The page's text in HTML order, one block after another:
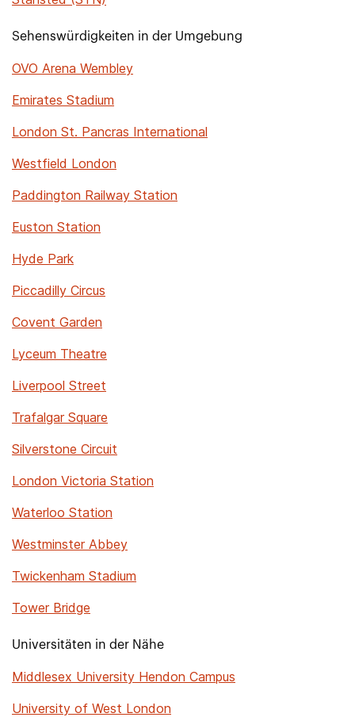
Sehenswürdigkeiten in der Umgebung
OVO Arena Wembley
Emirates Stadium
London St. Pancras International
Westfield London
Paddington Railway Station
Euston Station
Hyde Park
Piccadilly Circus
Covent Garden
Lyceum Theatre
Liverpool Street
Trafalgar Square
Silverstone Circuit
London Victoria Station
Waterloo Station
Westminster Abbey
Twickenham Stadium
Tower Bridge
Universitäten in der Nähe
Middlesex University Hendon Campus
University of West London